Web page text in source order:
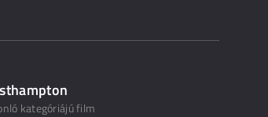
kategóriájú film